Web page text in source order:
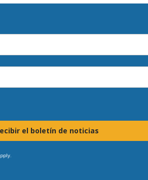
el boletín de noticias